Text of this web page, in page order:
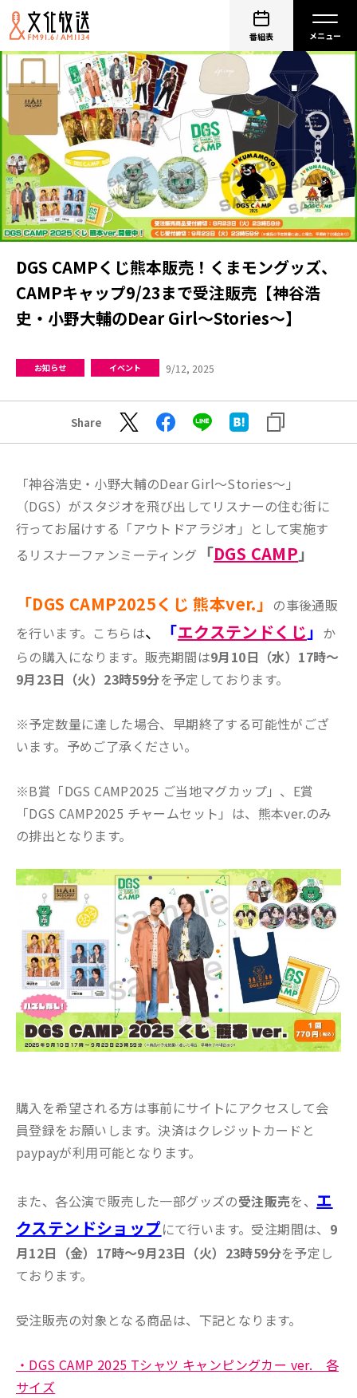
番組表
DGS CAMPくじ熊本販売！くまモングッズ、
CAMPキャップ9/23まで受注販売【神谷浩
史・小野大輔のDear Girl〜Stories〜】
お知らせ イベント 9/12, 2025
Share
「神谷浩史・小野大輔のDear Girl～Stories～」
（DGS）がスタジオを飛び出してリスナーの住む街に
行ってお届けする「アウトドアラジオ」として実施す
るリスナーファンミーティング 「DGS CAMP」
「DGS CAMP2025くじ 熊本ver.」 の事後通販
を行います。こちらは、 「エクステンドくじ」 か
らの購入になります。販売期間は9月10日（水）17時～
9月23日（火）23時59分を予定しております。
※予定数量に達した場合、早期終了する可能性がござ
います。予めご了承ください。
※B賞「DGS CAMP2025 ご当地マグカップ」、E賞
「DGS CAMP2025 チャームセット」は、熊本ver.のみ
の排出となります。
購入を希望される方は事前にサイトにアクセスして会
員登録をお願いします。決済はクレジットカードと
paypayが利用可能となります。
また、各公演で販売した一部グッズの受注販売を、 エ
クステンドショップにて行います。受注期間は、 9
月12日（金）17時～9月23日（火）23時59分を予定し
ております。
受注販売の対象となる商品は、下記となります。
・DGS CAMP 2025 Tシャツ キャンピングカー ver. 各
サイズ